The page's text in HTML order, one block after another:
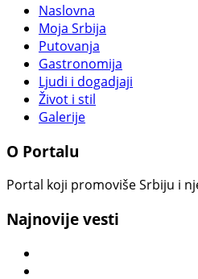
Naslovna
Moja Srbija
Putovanja
Gastronomija
Ljudi i dogadjaji
Život i stil
Galerije
O Portalu
Portal koji promoviše Srbiju i
Najnovije vesti